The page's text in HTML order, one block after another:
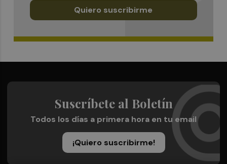
Quiero suscribirme
Suscríbete al Boletín
Todos los días a primera hora en tu email
¡Quiero suscribirme!